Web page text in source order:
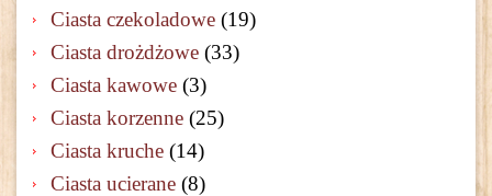
Ciasta czekoladowe (19)
Ciasta drożdżowe (33)
Ciasta kawowe (3)
Ciasta korzenne (25)
Ciasta kruche (14)
Ciasta ucierane (8)